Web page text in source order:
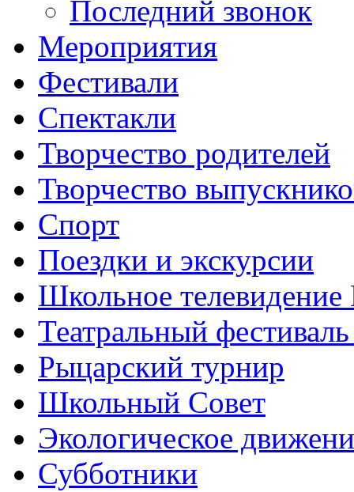
Последний звонок
Мероприятия
Фестивали
Спектакли
Творчество родителей
Творчество
Спорт
Поездки и экскурсии
Школьное
Театральный
Рыцарский турнир
Школьный Совет
Экологическое
Субботники